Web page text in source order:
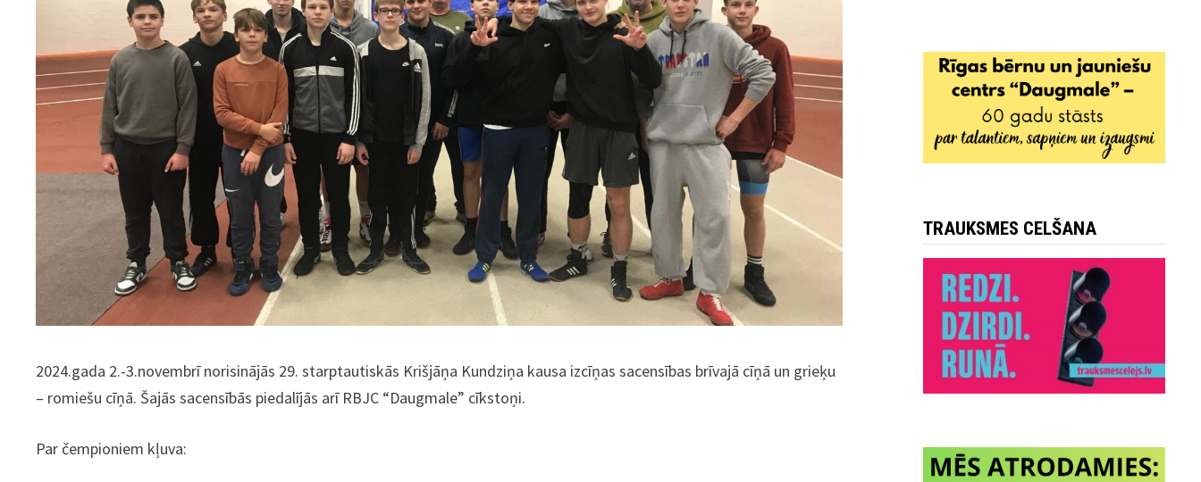
2024.gada 2.-3.novembrī norisinājās 29. starptautiskās Krišjāņa Kundziņa kausa izcīņas sacensības brīvajā cīņā un grieķu
– romiešu cīņā. Šajās sacensībās piedalījās arī RBJC “Daugmale” cīkstoņi.
Par čempioniem kļuva:
TRAUKSMES CELŠANA